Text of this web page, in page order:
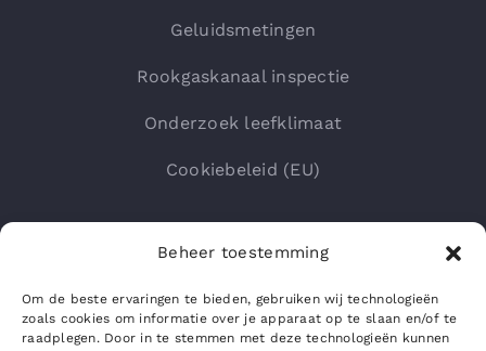
Beheer toestemming
Om de beste ervaringen te bieden, gebruiken wij technologieën
zoals cookies om informatie over je apparaat op te slaan en/of te
raadplegen. Door in te stemmen met deze technologieën kunnen
Geluidsmetingen
Rookgaskanaal inspectie
Onderzoek leefklimaat
Cookiebeleid (EU)